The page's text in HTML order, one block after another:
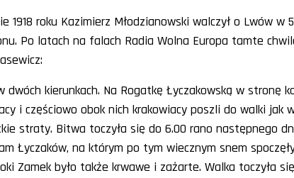
1918 roku Kazimierz Młodzianowski walczył o Lwów w
Po latach na falach Radia Wolna Europa tamte
dwóch kierunkach. Na Rogatkę Łyczakowską w stronę
i częściowo obok nich krakowiacy poszli do walki jak
straty. Bitwa toczyła się do 6.00 rano następnego
Łyczaków, na którym po tym wiecznym snem
Zamek było także krwawe i zażarte. Walka toczyła